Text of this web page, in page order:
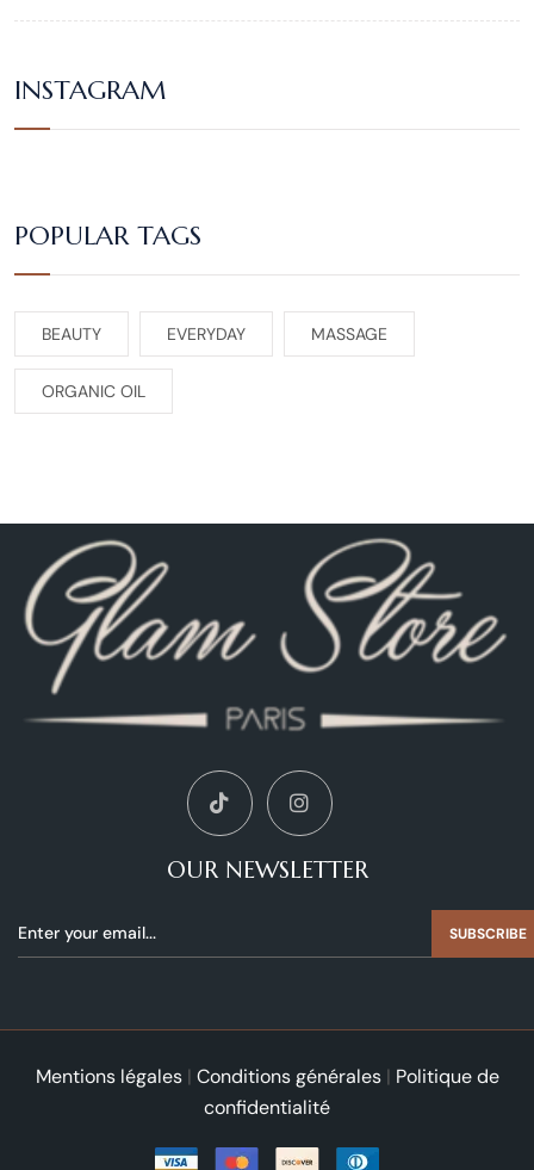
INSTAGRAM
POPULAR TAGS
BEAUTY EVERYDAY MASSAGE
ORGANIC OIL
OUR NEWSLETTER
SUBSCRIBE
Mentions légales| Conditions générales| Politique de
confidentialité